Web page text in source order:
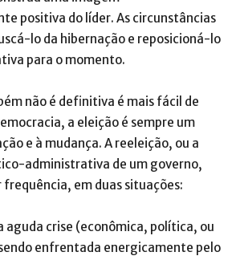
positiva do líder. As circunstâncias
lo da hibernação e reposicioná-lo
para o momento.
não é definitiva é mais fácil de
a eleição é sempre um
e à mudança. A reeleição, ou a
administrativa de um governo,
em duas situações:
aguda crise (econômica, política, ou
enfrentada energicamente pelo